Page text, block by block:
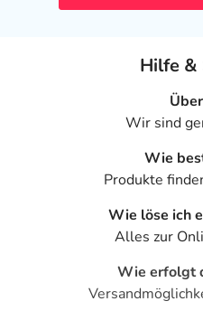
Hilfe &
Wir sind
Wie
Produkte
Wie löse ich
Alles zur
Wie erfolgt